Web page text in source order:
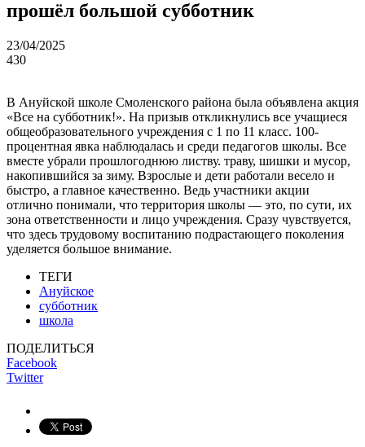
прошёл большой субботник
23/04/2025
430
В Ануйской школе Смоленского района была объявлена акция
«Все на субботник!». На призыв откликнулись все учащиеся
общеобразовательного учреждения с 1 по 11 класс. 100-
процентная явка наблюдалась и среди педагогов школы. Все
вместе убрали прошлогоднюю листву. траву, шишки и мусор,
накопившийся за зиму. Взрослые и дети работали весело и
быстро, а главное качественно. Ведь участники акции
отлично понимали, что территория школы — это, по сути, их
зона ответственности и лицо учреждения. Сразу чувствуется,
что здесь трудовому воспитанию подрастающего поколения
уделяется большое внимание.
ТЕГИ
Ануйское
субботник
школа
ПОДЕЛИТЬСЯ
Facebook
Twitter